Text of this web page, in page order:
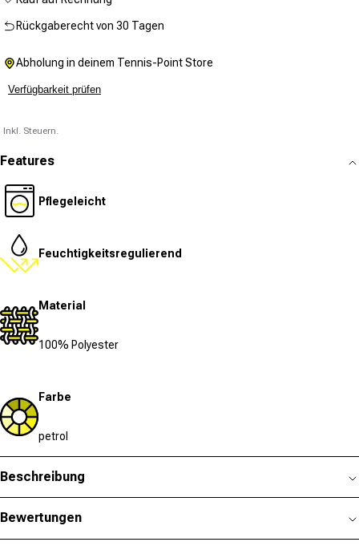
Rückgaberecht von 30 Tagen
Abholung in deinem Tennis-Point Store
Verfügbarkeit prüfen
Inkl. Steuern.
Features
Pflegeleicht
Feuchtigkeitsregulierend
Material
100% Polyester
Farbe
petrol
Beschreibung
Bewertungen